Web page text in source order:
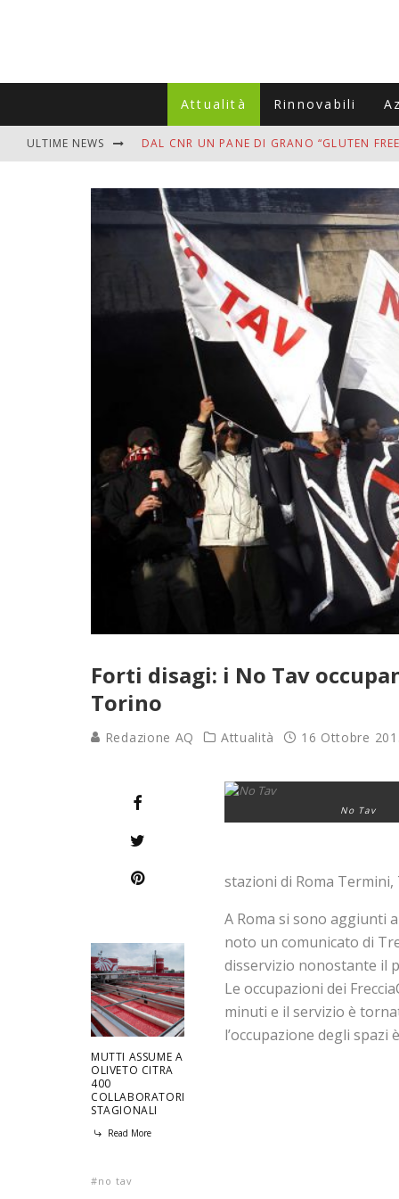
Attualità Rinnovabili
ULTIME NEWS DAL CNR UN PANE DI GRANO “GLUTEN
MUTTI ASSUME A OLIVETO CITRA 400
ZANZARE IN VACANZA? I 3 ERRORI PIÙ
ADDIO BOLLETTE SALATE? LA NUOVA
Forti disagi: i No Tav
Torino
Redazione AQ Attualità 16 Ottobre
MUTTI ASSUME A
OLIVETO CITRA
400
COLLABORATORI
STAGIONALI
Read More
No Tav
stazioni di Roma
A Roma si sono aggiunti
noto un comunicato di
disservizio nonostante il
Le occupazioni dei
minuti e il servizio è
l’occupazione degli spazi
no tav